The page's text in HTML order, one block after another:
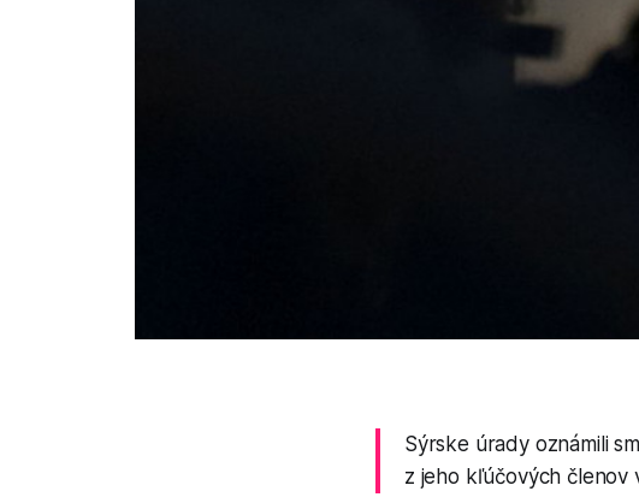
Sýrske úrady oznámili
z jeho kľúčových členov